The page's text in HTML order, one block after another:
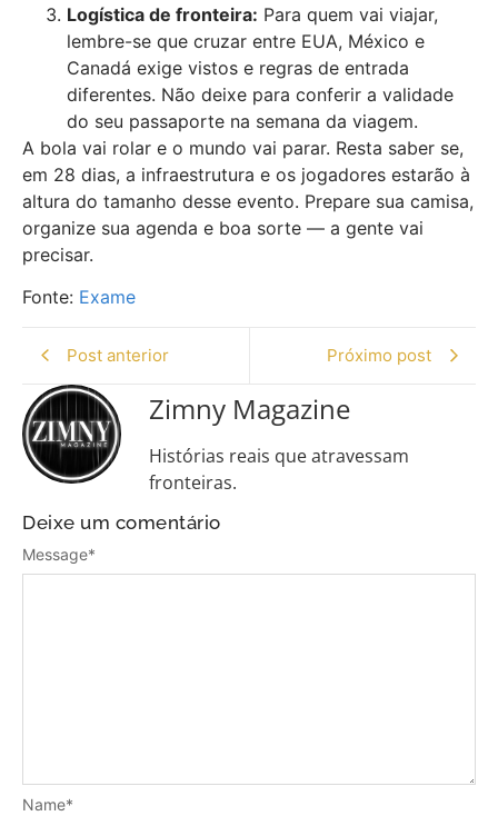
Logística de fronteira: Para quem vai viajar,
lembre-se que cruzar entre EUA, México e
Canadá exige vistos e regras de entrada
diferentes. Não deixe para conferir a validade
do seu passaporte na semana da viagem.
A bola vai rolar e o mundo vai parar. Resta saber se,
em 28 dias, a infraestrutura e os jogadores estarão à
altura do tamanho desse evento. Prepare sua camisa,
organize sua agenda e boa sorte — a gente vai
precisar.
Fonte: Exame
Post anterior Próximo post
Zimny Magazine
Histórias reais que atravessam
fronteiras.
Deixe um comentário
Message*
Name*